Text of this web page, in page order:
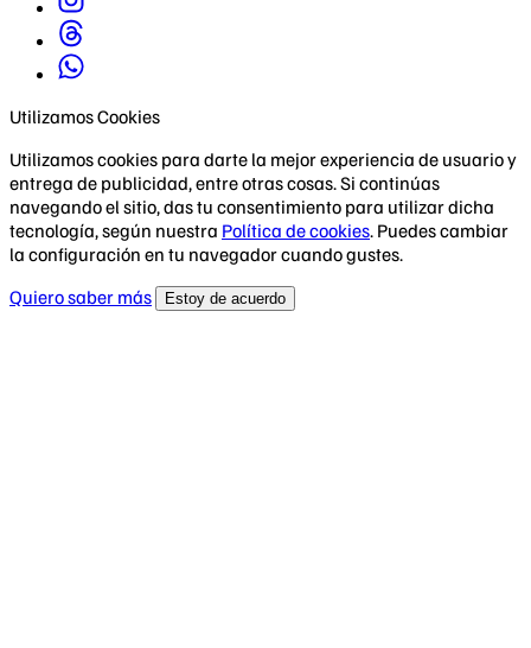
Utilizamos Cookies
Utilizamos cookies para darte la mejor experiencia de usuario y
entrega de publicidad, entre otras cosas. Si continúas
navegando el sitio, das tu consentimiento para utilizar dicha
tecnología, según nuestra Política de cookies. Puedes cambiar
la configuración en tu navegador cuando gustes.
Quiero saber más
Estoy de acuerdo